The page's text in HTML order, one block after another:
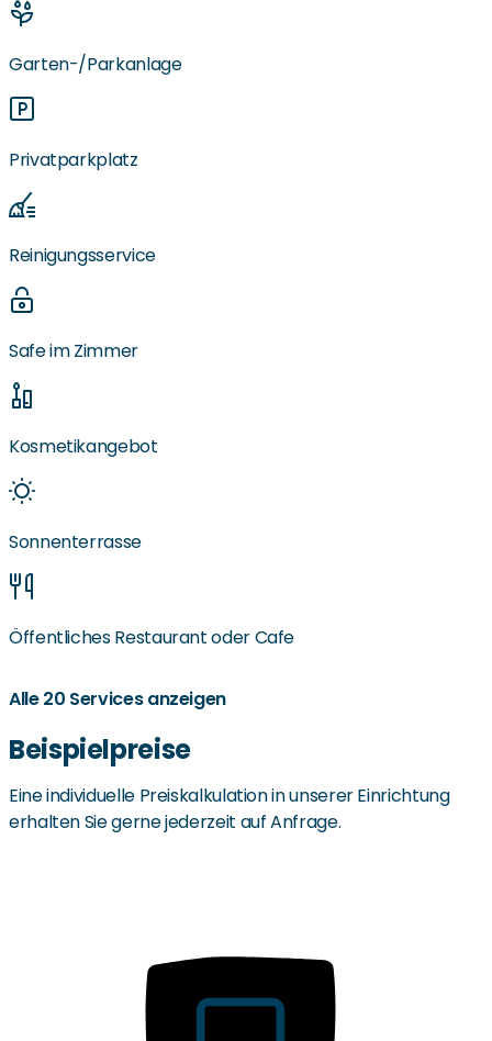
Garten-/Parkanlage
Privatparkplatz
Reinigungsservice
Safe im Zimmer
Kosmetikangebot
Sonnenterrasse
Öffentliches Restaurant oder Cafe
Friseur
Ausflüge
KorianFit-Spielekonsole
Nähe zu Supermärkten
Nähe zu ÖPNV
Reparaturdienst
Komplett-Zimmerservice
Wäschedienst
Café im Haus
Restaurant im Haus
Einkaufsservice
Alle 20 Services anzeigen
Beispielpreise
Eine individuelle Preiskalkulation in unserer Einrichtung
erhalten Sie gerne jederzeit auf Anfrage.